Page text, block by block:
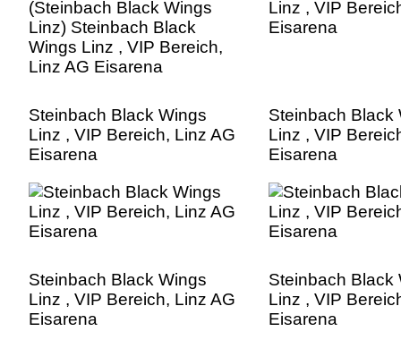
Steinbach Black Wings
Linz , VIP Bereich, Linz AG
Eisarena
Steinbach Black
Linz , VIP
Eisarena
Steinbach Black Wings
Linz , VIP Bereich, Linz AG
Eisarena
Steinbach Black
Linz , VIP
Eisarena